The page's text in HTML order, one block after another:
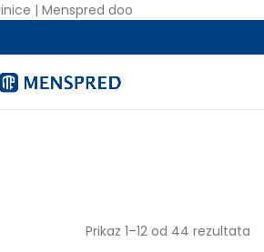
| Menspred doo
Prikaz 1–12 od 44 rezultata